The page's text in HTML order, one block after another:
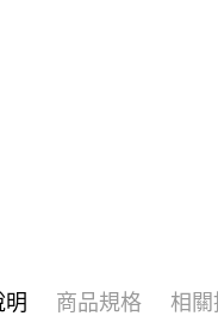
明 商品規格 相關